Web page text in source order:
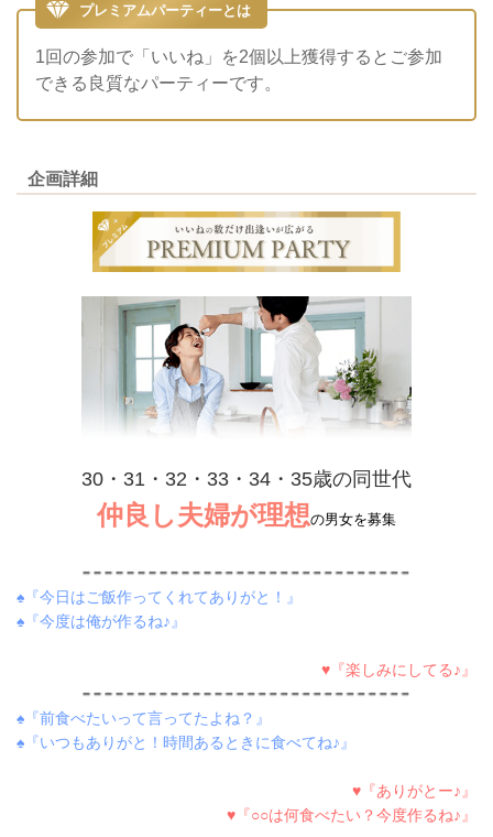
プレミアムパーティーとは
1回の参加で「いいね」を2個以上獲得するとご参加
できる良質なパーティーです。
企画詳細
30・31・32・33・34・35歳の同世代
仲良し夫婦が理想の男女を募集
♠『今日はご飯作ってくれてありがと！』
♠『今度は俺が作るね♪』
♥『楽しみにしてる♪』
♠『前食べたいって言ってたよね？』
♠『いつもありがと！時間あるときに食べてね♪』
♥『ありがとー♪』
♥『○○は何食べたい？今度作るね♪』